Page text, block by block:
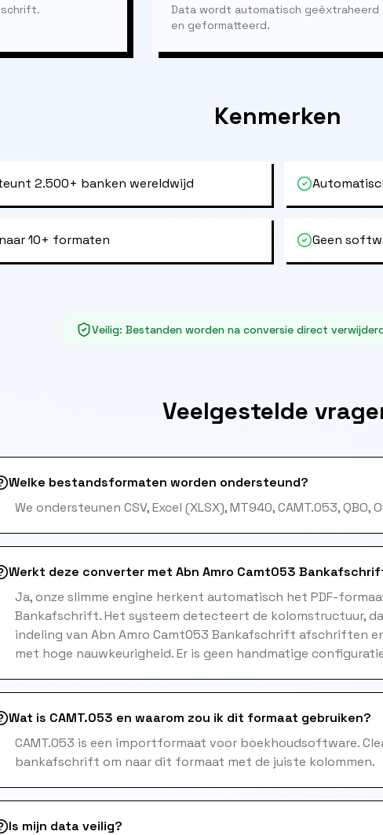
Data wordt automatisch geëxtraheerd
en geformatteerd.
Kenmerken
2.500+ banken wereldwijd
10+ formaten Geen
Veilig: Bestanden worden na conversie direct
Veelgestelde
Welke bestandsformaten worden ondersteund?
We ondersteunen CSV, Excel (XLSX), MT940, CAMT.053, QBO,
Werkt deze converter met Abn Amro Camt053
Ja, onze slimme engine herkent automatisch het PDF-
Bankafschrift. Het systeem detecteert de kolomstructuur,
indeling van Abn Amro Camt053 Bankafschrift afschriften
met hoge nauwkeurigheid. Er is geen handmatige
Wat is CAMT.053 en waarom zou ik dit formaat gebruiken?
CAMT.053 is een importformaat voor boekhoudsoftware.
bankafschrift om naar dit formaat met de juiste kolommen.
Is mijn data veilig?